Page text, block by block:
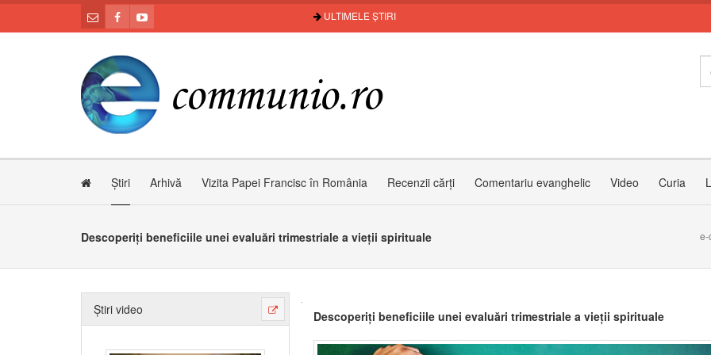
ULTIMELE ȘTIRI
Știri Arhivă Vizita Papei Francisc în România Recenzii cărți Comentariu evanghelic Video Curia
Descoperiți beneficiile unei evaluări trimestriale a vieții spirituale e-
Știri video Descoperiți beneficiile unei evaluări trimestriale a vieții spirituale